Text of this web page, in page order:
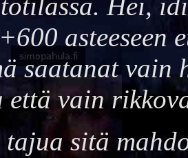
asteeseen
saatanat vain
että vain
sitä